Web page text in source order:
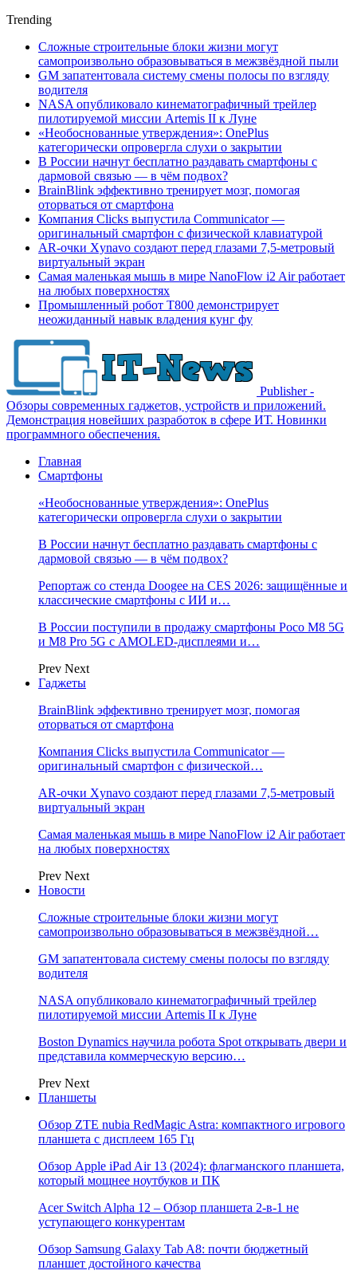
Trending
Сложные строительные блоки жизни могут
самопроизвольно образовываться в межзвёздной пыли
GM запатентовала систему смены полосы по взгляду
водителя
NASA опубликовало кинематографичный трейлер
пилотируемой миссии Artemis II к Луне
«Необоснованные утверждения»: OnePlus
категорически опровергла слухи о закрытии
В России начнут бесплатно раздавать смартфоны с
дармовой связью — в чём подвох?
BrainBlink эффективно тренирует мозг, помогая
оторваться от смартфона
Компания Clicks выпустила Communicator —
оригинальный смартфон с физической клавиатурой
AR-очки Xynavo создают перед глазами 7,5-метровый
виртуальный экран
Самая маленькая мышь в мире NanoFlow i2 Air работает
на любых поверхностях
Промышленный робот Т800 демонстрирует
неожиданный навык владения кунг фу
Publisher -
Обзоры современных гаджетов, устройств и приложений.
Демонстрация новейших разработок в сфере ИТ. Новинки
программного обеспечения.
Главная
Смартфоны
«Необоснованные утверждения»: OnePlus
категорически опровергла слухи о закрытии
В России начнут бесплатно раздавать смартфоны с
дармовой связью — в чём подвох?
Репортаж со стенда Doogee на CES 2026: защищённые и
классические смартфоны с ИИ и…
В России поступили в продажу смартфоны Poco M8 5G
и M8 Pro 5G с AMOLED-дисплеями и…
Prev Next
Гаджеты
BrainBlink эффективно тренирует мозг, помогая
оторваться от смартфона
Компания Clicks выпустила Communicator —
оригинальный смартфон с физической…
AR-очки Xynavo создают перед глазами 7,5-метровый
виртуальный экран
Самая маленькая мышь в мире NanoFlow i2 Air работает
на любых поверхностях
Prev Next
Новости
Сложные строительные блоки жизни могут
самопроизвольно образовываться в межзвёздной…
GM запатентовала систему смены полосы по взгляду
водителя
NASA опубликовало кинематографичный трейлер
пилотируемой миссии Artemis II к Луне
Boston Dynamics научила робота Spot открывать двери и
представила коммерческую версию…
Prev Next
Планшеты
Обзор ZTE nubia RedMagic Astra: компактного игрового
планшета с дисплеем 165 Гц
Обзор Apple iPad Air 13 (2024): флагманского планшета,
который мощнее ноутбуков и ПК
Acer Switch Alpha 12 – Обзор планшета 2-в-1 не
уступающего конкурентам
Обзор Samsung Galaxy Tab A8: почти бюджетный
планшет достойного качества